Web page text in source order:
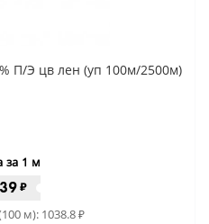
П/Э цв лен (уп 100м/2500м)
за 1 м
₽
м): 1038.8₽